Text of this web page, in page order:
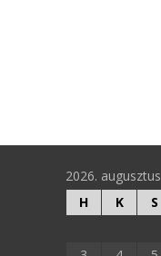
2026. augusztus
H
K S